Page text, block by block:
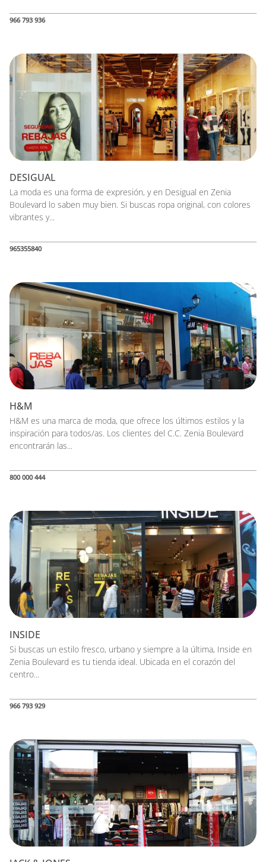
966 793 936
DESIGUAL
La moda es una forma de expresión, y en Desigual en Zenia
Boulevard lo saben muy bien. Si buscas ropa original, con colores
vibrantes y...
965355840
H&M
H&M es una marca de moda, que ofrece los últimos estilos y la
inspiración para todos/as. Los clientes del C.C. Zenia Boulevard
encontrarán las...
800 000 444
INSIDE
Si buscas un estilo fresco, urbano y siempre a la última, Inside en
Zenia Boulevard es tu tienda ideal. Ubicada en el corazón del
centro...
966 793 929